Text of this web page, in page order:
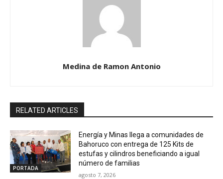
Medina de Ramon Antonio
RELATED ARTICLES
PORTADA
Energía y Minas llega a comunidades de
Bahoruco con entrega de 125 Kits de
estufas y cilindros beneficiando a igual
número de familias
agosto 7, 2026